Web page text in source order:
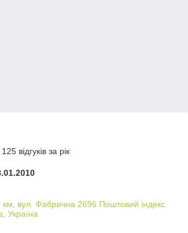
відгуків за рік
вул. Фабрична 2696 Поштовий індекс
Україна